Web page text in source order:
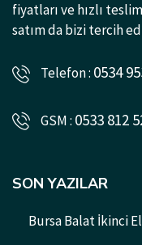
fiyatları ve hızlı
satım da bizi tercih
Telefon : 0534
GSM : 0533 812
SON YAZILAR
Bursa Balat İkinci